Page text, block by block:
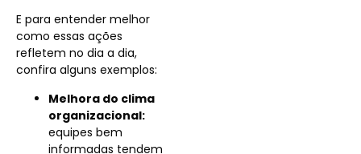
E para entender melhor
como essas ações
refletem no dia a dia,
confira alguns exemplos:
Melhora do clima
organizacional:
equipes bem
informadas tendem